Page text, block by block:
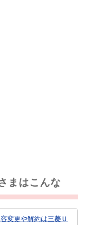
まはこんな
変更や解約は三菱Ｕ